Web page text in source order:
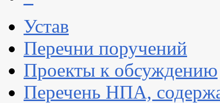
Устав
Перечни поручений
Проекты к обсуждению
Перечень НПА,